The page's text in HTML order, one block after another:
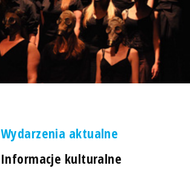
Wydarzenia aktualne
Informacje kulturalne